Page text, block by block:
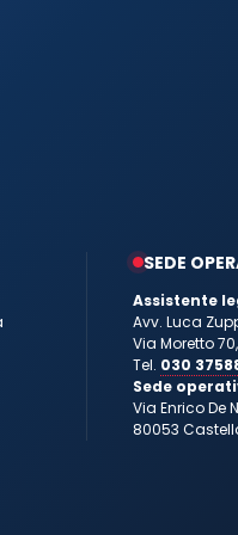
SEDE
Assistente
Avv. Luca
Via Moretto
Tel. 030
Sede
Via Enrico De
80053